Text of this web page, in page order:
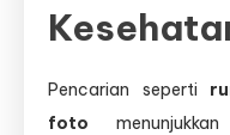
Pencarian seperti
foto